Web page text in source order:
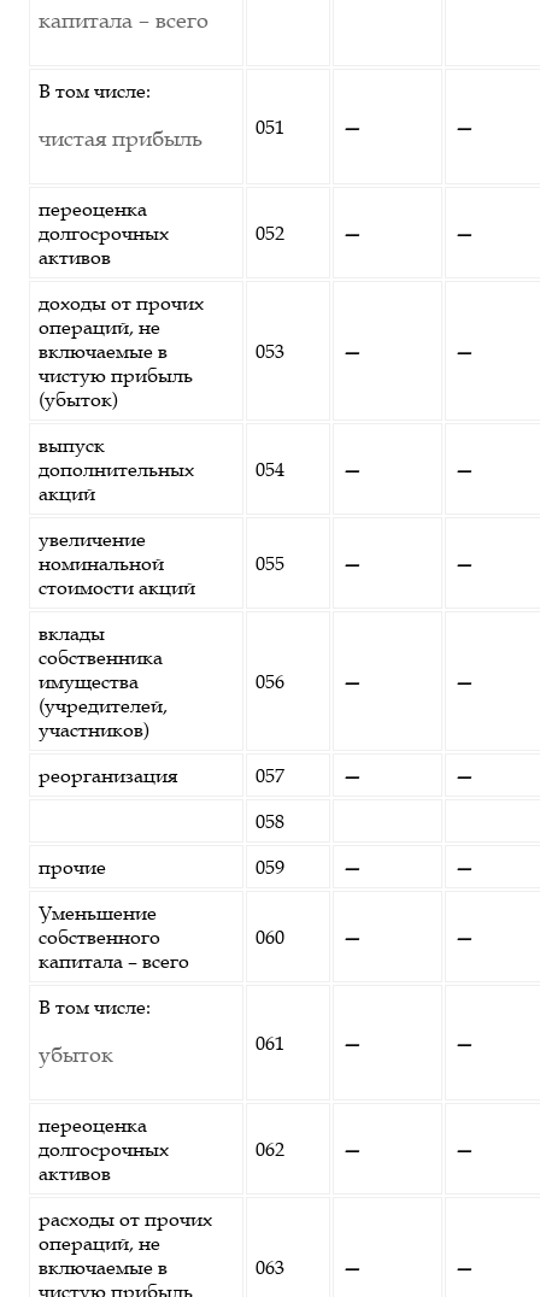
капитала – всего
В том числе:
чистая прибыль 051 — —
переоценка
долгосрочных
активов
052 — —
доходы от прочих
операций, не
включаемые в
чистую прибыль
(убыток)
053 — —
выпуск
дополнительных
акций
054 — —
увеличение
номинальной
стоимости акций
055 — —
вклады
собственника
имущества
(учредителей,
участников)
056 — —
реорганизация 057 —
—
058
прочие
059 —
—
Уменьшение
собственного
капитала – всего
060 — —
В том числе:
убыток 061 — —
переоценка
долгосрочных
активов
062 — —
расходы от прочих
операций, не
включаемые в
чистую прибыль
063 — —